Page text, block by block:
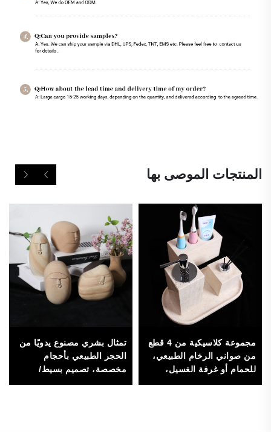
المنتجات الموصى بها
مجموعة كلاسيكية من 4 قطع
من صواني الرخام الطبيعي،
للحمام أو غرفة الغسيل،
للتخزين والديكور
تمثال بشري مصنوع يدويًا من
الحجر الطبيعي بأحجام
مخصصة، تصميم بسيط/
حديث، عالي الجودة، لتزيين